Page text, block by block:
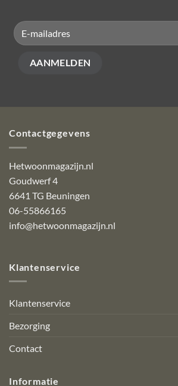
Contactgegevens
Hetwoonmagazijn.nl
Goudwerf 4
6641 TG Beuningen
06-55866165
info@hetwoonmagazijn.nl
Klantenservice
Klantenservice
Bezorging
Contact
Informatie